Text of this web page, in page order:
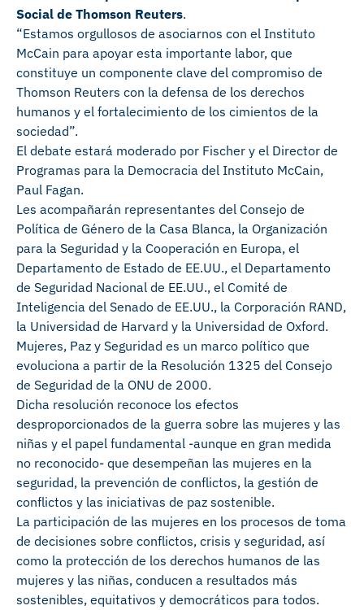
Social de Thomson Reuters.
“Estamos orgullosos de asociarnos con el Instituto
McCain para apoyar esta importante labor, que
constituye un componente clave del compromiso de
Thomson Reuters con la defensa de los derechos
humanos y el fortalecimiento de los cimientos de la
sociedad”.
El debate estará moderado por Fischer y el Director de
Programas para la Democracia del Instituto McCain,
Paul Fagan.
Les acompañarán representantes del Consejo de
Política de Género de la Casa Blanca, la Organización
para la Seguridad y la Cooperación en Europa, el
Departamento de Estado de EE.UU., el Departamento
de Seguridad Nacional de EE.UU., el Comité de
Inteligencia del Senado de EE.UU., la Corporación RAND,
la Universidad de Harvard y la Universidad de Oxford.
Mujeres, Paz y Seguridad es un marco político que
evoluciona a partir de la Resolución 1325 del Consejo
de Seguridad de la ONU de 2000.
Dicha resolución reconoce los efectos
desproporcionados de la guerra sobre las mujeres y las
niñas y el papel fundamental -aunque en gran medida
no reconocido- que desempeñan las mujeres en la
seguridad, la prevención de conflictos, la gestión de
conflictos y las iniciativas de paz sostenible.
La participación de las mujeres en los procesos de toma
de decisiones sobre conflictos, crisis y seguridad, así
como la protección de los derechos humanos de las
mujeres y las niñas, conducen a resultados más
sostenibles, equitativos y democráticos para todos.